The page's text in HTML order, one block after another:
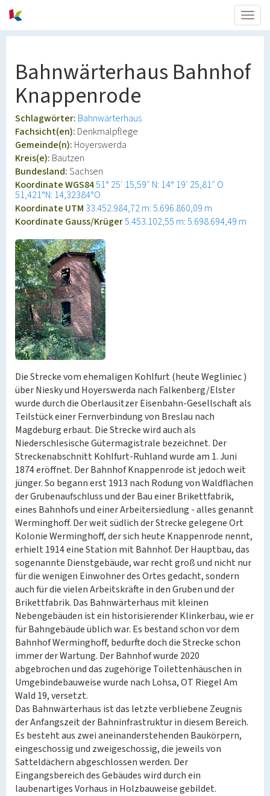
Bahnwärterhaus Bahnhof
Knappenrode
Schlagwörter: Bahnwärterhaus
Fachsicht(en): Denkmalpflege
Gemeinde(n): Hoyerswerda
Kreis(e): Bautzen
Bundesland:Sachsen
Koordinate WGS8451° 25′ 15,59″ N: 14° 19′ 25,81″ O
51,421°N: 14,32384°O
Koordinate UTM 33.452.984,72 m: 5.696.860,09 m
Koordinate Gauss/Krüger5.453.102,55 m: 5.698.694,49 m
Die Strecke vom ehemaligen Kohlfurt (heute Wegliniec )
über Niesky und Hoyerswerda nach Falkenberg/Elster
wurde durch die Oberlausitzer Eisenbahn-Gesellschaft als
Teilstück einer Fernverbindung von Breslau nach
Magdeburg erbaut. Die Strecke wird auch als
Niederschlesische Gütermagistrale bezeichnet. Der
Streckenabschnitt Kohlfurt-Ruhland wurde am 1. Juni
1874 eröffnet. Der Bahnhof Knappenrode ist jedoch weit
jünger. So begann erst 1913 nach Rodung von Waldflächen
der Grubenaufschluss und der Bau einer Brikettfabrik,
eines Bahnhofs und einer Arbeitersiedlung - alles genannt
Werminghoff. Der weit südlich der Strecke gelegene Ort
Kolonie Werminghoff, der sich heute Knappenrode nennt,
erhielt 1914 eine Station mit Bahnhof. Der Hauptbau, das
sogenannte Dienstgebäude, war recht groß und nicht nur
für die wenigen Einwohner des Ortes gedacht, sondern
auch für die vielen Arbeitskräfte in den Gruben und der
Brikettfabrik. Das Bahnwärterhaus mit kleinen
Nebengebäuden ist ein historisierender Klinkerbau, wie er
für Bahngebäude üblich war. Es bestand schon vor dem
Bahnhof Werminghoff, bedurfte doch die Strecke schon
immer der Wartung. Der Bahnhof wurde 2020
abgebrochen und das zugehörige Toilettenhäuschen in
Umgebindebauweise wurde nach Lohsa, OT Riegel Am
Wald 19, versetzt.
Das Bahnwärterhaus ist das letzte verbliebene Zeugnis
der Anfangszeit der Bahninfrastruktur in diesem Bereich.
Es besteht aus zwei aneinanderstehenden Baukörpern,
eingeschossig und zweigeschossig, die jeweils von
Satteldächern abgeschlossen werden. Der
Eingangsbereich des Gebäudes wird durch ein
laubenartiges Vorhaus in Holzbauweise gebildet.